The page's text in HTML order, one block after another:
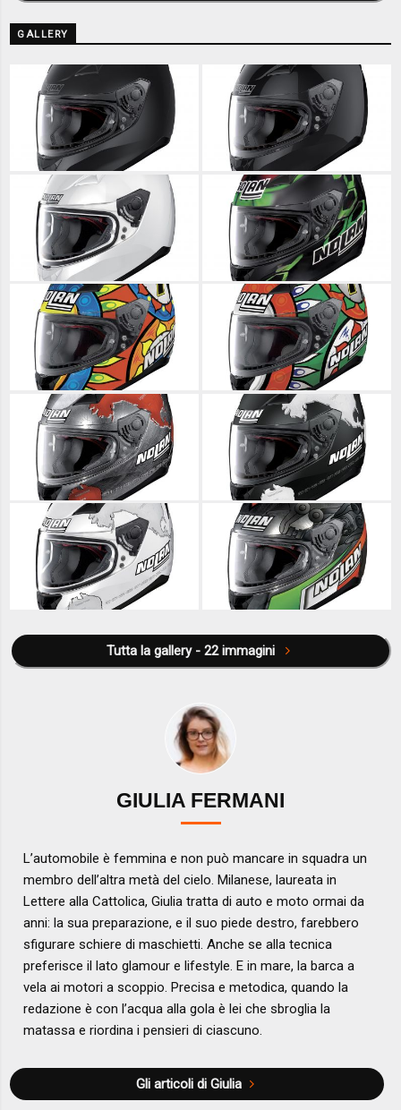
GALLERY
Tutta la gallery - 22 immagini
GIULIA FERMANI
L’automobile è femmina e non può mancare in squadra un
membro dell’altra metà del cielo. Milanese, laureata in
Lettere alla Cattolica, Giulia tratta di auto e moto ormai da
anni: la sua preparazione, e il suo piede destro, farebbero
sfigurare schiere di maschietti. Anche se alla tecnica
preferisce il lato glamour e lifestyle. E in mare, la barca a
vela ai motori a scoppio. Precisa e metodica, quando la
redazione è con l’acqua alla gola è lei che sbroglia la
matassa e riordina i pensieri di ciascuno.
Gli articoli di Giulia